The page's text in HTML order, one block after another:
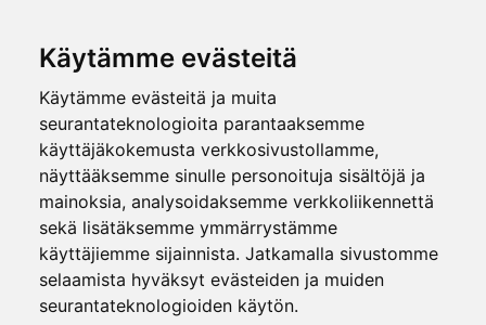
Käytämme evästeitä
Käytämme evästeitä ja muita
seurantateknologioita parantaaksemme
käyttäjäkokemusta verkkosivustollamme,
näyttääksemme sinulle personoituja sisältöjä ja
mainoksia, analysoidaksemme verkkoliikennettä
sekä lisätäksemme ymmärrystämme
käyttäjiemme sijainnista. Jatkamalla sivustomme
selaamista hyväksyt evästeiden ja muiden
seurantateknologioiden käytön.